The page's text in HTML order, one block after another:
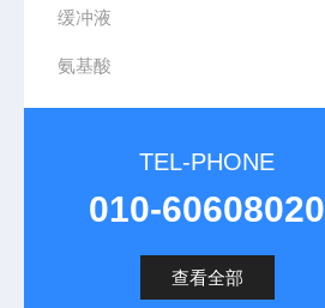
缓冲液
氨基酸
TEL-PHONE
010-60608020
查看全部